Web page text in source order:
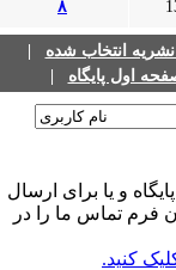
انتخاب شده|
اول پایگاه|
و یا برای ارسال
فرم تماس ما را در
کنید.